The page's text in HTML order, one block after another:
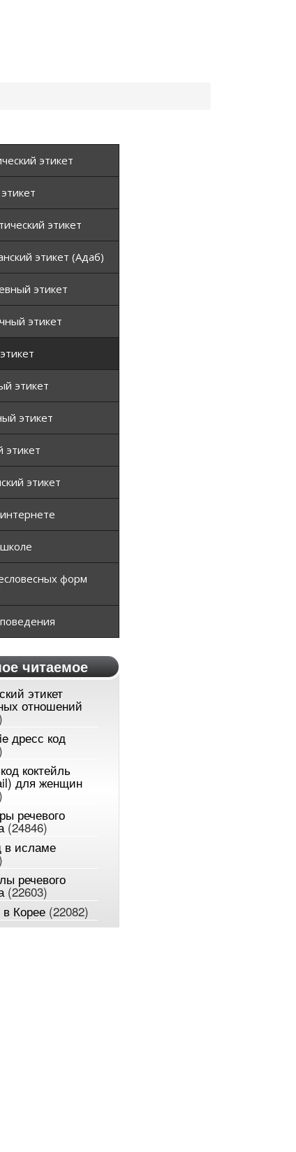
этикет
этикет
этикет (Адаб)
этикет
этикет
этикет
этикет
этикет
этикет
форм
читаемое
этикет
отношений
дресс код
коктейль
для женщин
речевого
(24846)
в исламе
речевого
(22603)
в Корее (22082)